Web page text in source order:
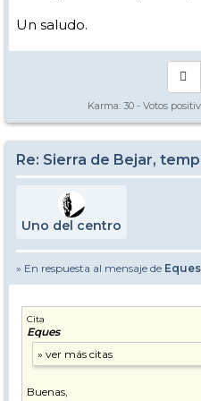
Un saludo.
Karma: 30 - Votos
Re: Sierra de Bejar,
Uno del centro
» En respuesta al mensaje de Eques
Cita
Eques
Buenas,